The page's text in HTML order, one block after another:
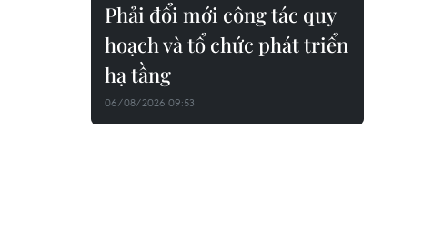
Phải đổi mới công tác quy
hoạch và tổ chức phát triển
hạ tầng
06/08/2026 09:53